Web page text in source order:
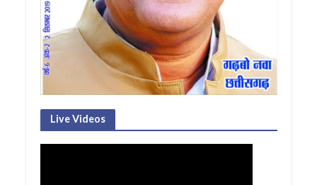
Live Videos